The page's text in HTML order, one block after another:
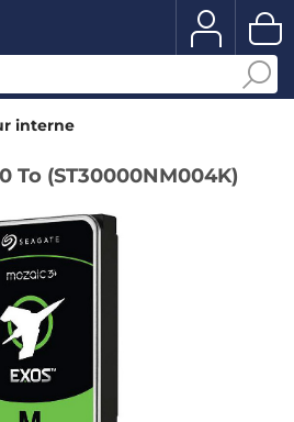
interne
To (ST30000NM004K)